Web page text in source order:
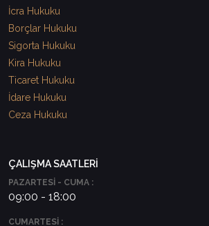
İcra Hukuku
Borçlar Hukuku
Sigorta Hukuku
Kira Hukuku
Ticaret Hukuku
İdare Hukuku
Ceza Hukuku
ÇALIŞMA SAATLERİ
PAZARTESİ - CUMA :
09:00 - 18:00
CUMARTESİ :